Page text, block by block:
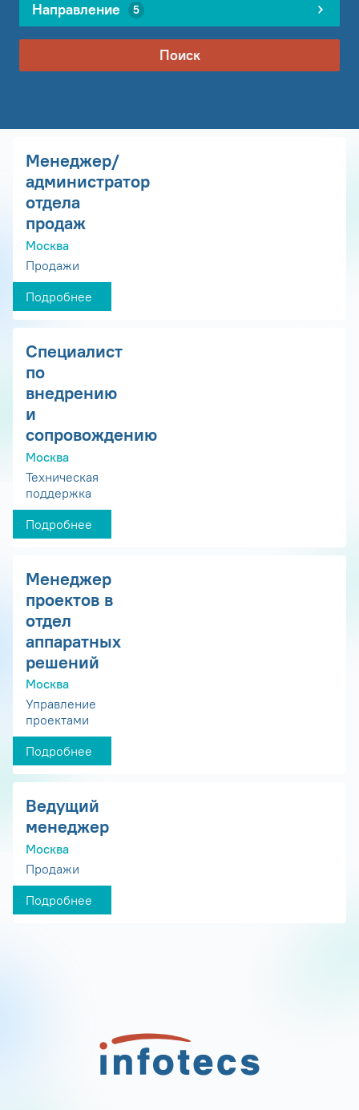
Направление 5
Поиск
Менеджер/
администратор
отдела
продаж
Москва
Продажи
Подробнее
Специалист
по
внедрению
и
сопровождению
Москва
Техническая
поддержка
Подробнее
Менеджер
проектов в
отдел
аппаратных
решений
Москва
Управление
проектами
Подробнее
Ведущий
менеджер
Москва
Продажи
Подробнее